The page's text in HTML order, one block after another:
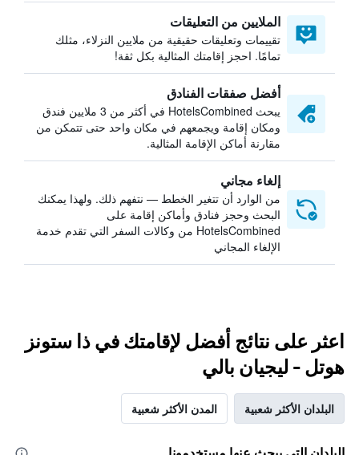
الملايين من التعليقات
تقييمات وتعليقات حقيقية من ملايين النزلاء، مثلك
تمامًا. احجز إقامتك المثالية بكل ثقة!
أفضل صفقات الفنادق
يبحث HotelsCombined في أكثر من 3 ملايين فندق
ومكان إقامة ويجمعهم في مكان واحد حتى تتمكن من
مقارنة أماكن الإقامة المثالية.
إلغاء مجاني
من الوارد أن تتغير الخطط — نتفهم ذلك. ولهذا يمكنك
البحث وحجز فنادق وأماكن إقامة على
HotelsCombined من وكالات السفر التي تقدم خدمة
الإلغاء المجاني
اعثر على نتائج أفضل لإقامتك في ذا ستونز
هوتل - ليجيان بالي
البلدان الأكثر شعبية المدن الأكثر شعبية